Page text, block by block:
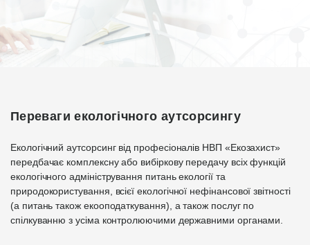
Переваги екологічного аутсорсингу
Екологічний аутсорсинг від професіоналів НВП «Екозахист»
передбачає комплексну або вибіркову передачу всіх функцій
екологічного адміністрування питань екології та
природокористування, всієї екологічної нефінансової звітності
(а питань також екооподаткування), а також послуг по
спілкуванню з усіма контролюючими державними органами.